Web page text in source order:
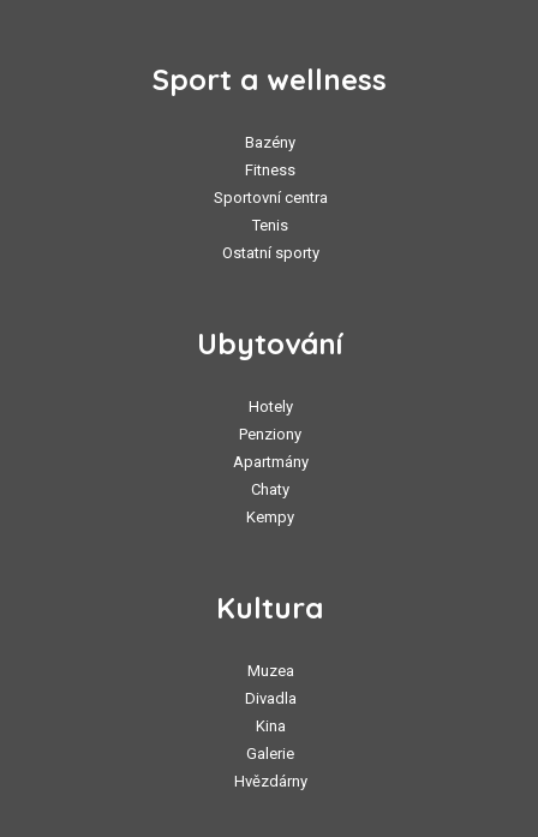
Sport a wellness
Bazény
Fitness
Sportovní centra
Tenis
Ostatní sporty
Ubytování
Hotely
Penziony
Apartmány
Chaty
Kempy
Kultura
Muzea
Divadla
Kina
Galerie
Hvězdárny